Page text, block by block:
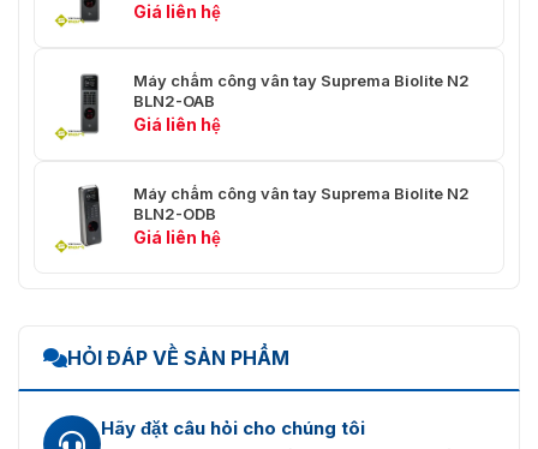
Giá liên hệ
Máy chấm công vân tay Suprema Biolite N2
BLN2-OAB
Giá liên hệ
Máy chấm công vân tay Suprema Biolite N2
BLN2-ODB
Giá liên hệ
HỎI ĐÁP VỀ SẢN PHẨM
Hãy đặt câu hỏi cho chúng tôi